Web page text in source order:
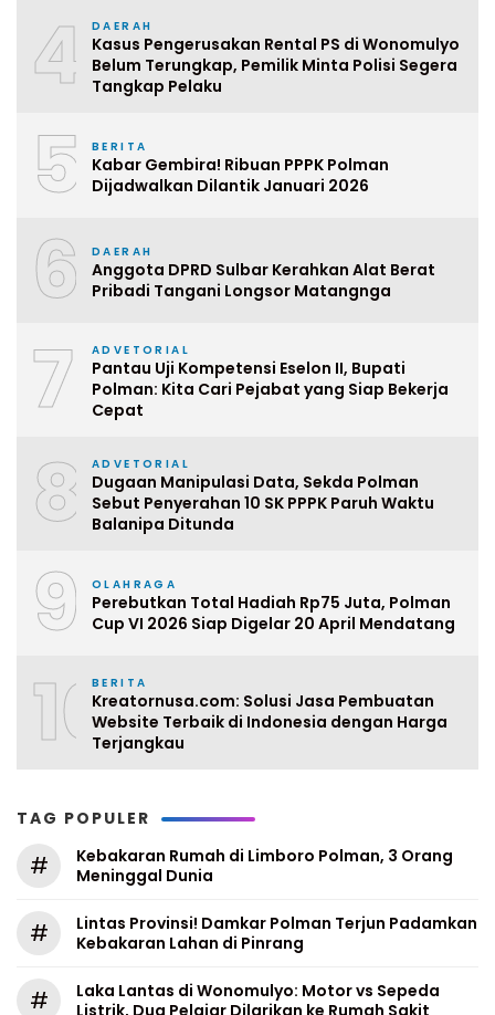
4 DAERAH
Kasus Pengerusakan Rental PS di Wonomulyo
Belum Terungkap, Pemilik Minta Polisi Segera
Tangkap Pelaku
5 BERITA
Kabar Gembira! Ribuan PPPK Polman
Dijadwalkan Dilantik Januari 2026
6 DAERAH
Anggota DPRD Sulbar Kerahkan Alat Berat
Pribadi Tangani Longsor Matangnga
7 ADVETORIAL
Pantau Uji Kompetensi Eselon II, Bupati
Polman: Kita Cari Pejabat yang Siap Bekerja
Cepat
8 ADVETORIAL
Dugaan Manipulasi Data, Sekda Polman
Sebut Penyerahan 10 SK PPPK Paruh Waktu
Balanipa Ditunda
9 OLAHRAGA
Perebutkan Total Hadiah Rp75 Juta, Polman
Cup VI 2026 Siap Digelar 20 April Mendatang
10BERITA
Kreatornusa.com: Solusi Jasa Pembuatan
Website Terbaik di Indonesia dengan Harga
Terjangkau
TAG POPULER
#
Kebakaran Rumah di Limboro Polman, 3 Orang
Meninggal Dunia
#
Lintas Provinsi! Damkar Polman Terjun Padamkan
Kebakaran Lahan di Pinrang
#
Laka Lantas di Wonomulyo: Motor vs Sepeda